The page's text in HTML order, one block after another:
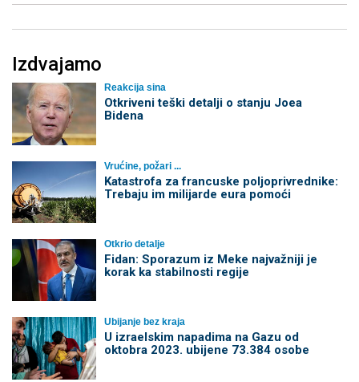
Izdvajamo
Reakcija sina
Otkriveni teški detalji o stanju Joea
Bidena
Vrućine, požari ...
Katastrofa za francuske poljoprivrednike:
Trebaju im milijarde eura pomoći
Otkrio detalje
Fidan: Sporazum iz Meke najvažniji je
korak ka stabilnosti regije
Ubijanje bez kraja
U izraelskim napadima na Gazu od
oktobra 2023. ubijene 73.384 osobe